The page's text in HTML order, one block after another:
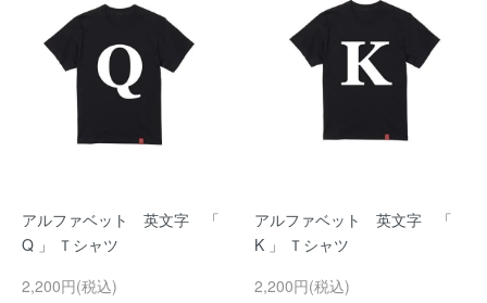
アルファベット 英文字 「
Q 」 Ｔシャツ
2,200円(税込)
アルファベット 英文字 「
K 」 Ｔシャツ
2,200円(税込)